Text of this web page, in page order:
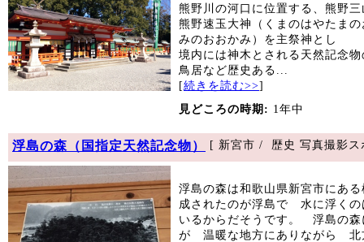
熊野川の河口に位置する、熊野
熊野速玉大神（くまのはやたま
みのおおかみ）を主祭神とし
境内には神木とされる天然記念
鳥居など歴史ある...
[続きを読む>>]
見どころの時期: 1年中
浮島の森（国指定天然記念物） [ 新宮市 / 歴史 写真撮影ス
浮島の森は和歌山県新宮市にあ
成されたのが浮島で 水に浮く
いるからだそうです。 浮島の
が 温暖な地方にありながら 北